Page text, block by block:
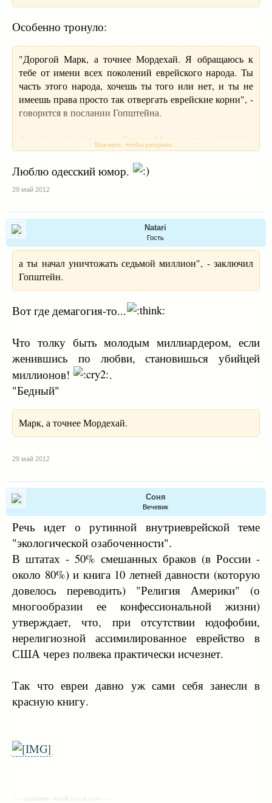
Особенно тронуло:
"Дорогой Марк, а точнее Мордехай. Я обращаюсь к
тебе от имени всех поколений еврейского народа. Ты
часть этого народа, хочешь ты того или нет, и ты не
имеешь права просто так отвергать еврейские корни", -
говорится в послании Гопштейна.
Ссылаясь на мемуары Голды Меир, автор послания
напоминает, что "еврей, добровольно подвергающий
себя ассимиляции помогает делу нацистов".
"Ты, Цукерберг, уничтожаешь еврейский народ,
уже убили шесть миллионов, а ты начал уничтожать
седьмой миллион", - заключил Гопштейн."
Нажмите, чтобы раскрыть...
Люблю одесский юмор.
29 май 2012
Natari
Гость
а ты начал уничтожать седьмой миллион", - заключил
Гопштейн.
Вот где демагогия-то...
Что толку быть молодым миллиардером, если
женившись по любви, становишься убийцей
миллионов!
.
"Бедный"
Марк, а точнее Мордехай.
29 май 2012
Соня
Вечевик
Речь идет о рутинной внутриеврейской теме
"экологической озабоченности".
В штатах - 50% смешанных браков (в России -
около 80%) и книга 10 летней давности (которую
довелось переводить) "Религия Америки" (о
многообразии ее конфессиональной жизни)
утверждает, что, при отсутствии юдофобии,
нерелигиозной ассимилированное еврейство в
США через полвека практически исчезнет.
Так что евреи давно уж сами себя занесли в
красную книгу.
—— добавлено: 30 май 2012 в 10:06 ——